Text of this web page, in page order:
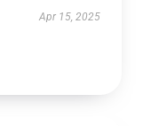
Apr 15, 2025